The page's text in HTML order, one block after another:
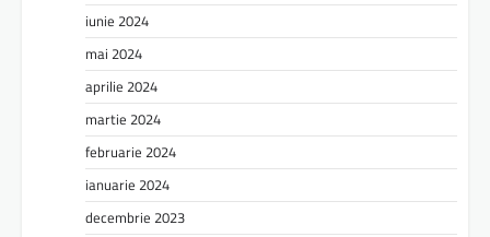
iunie 2024
mai 2024
aprilie 2024
martie 2024
februarie 2024
ianuarie 2024
decembrie 2023